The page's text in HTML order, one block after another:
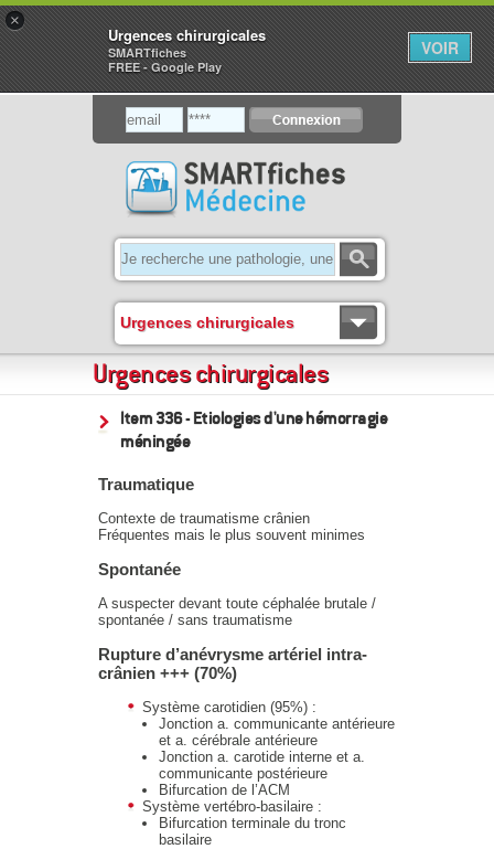
Urgences chirurgicales
Urgences chirurgicales
Item 336 - Etiologies d'une hémorragie
méningée
Traumatique
Contexte de traumatisme crânien
Fréquentes mais le plus souvent minimes
Spontanée
A suspecter devant toute céphalée brutale /
spontanée / sans traumatisme
Rupture d’anévrysme artériel intra-
crânien +++ (70%)
Système carotidien (95%) :
Jonction a. communicante antérieure
et a. cérébrale antérieure
Jonction a. carotide interne et a.
communicante postérieure
Bifurcation de l’ACM
Système vertébro-basilaire :
Bifurcation terminale du tronc
basilaire
×
Urgences chirurgicales
SMARTfiches
FREE - Google Play
VOIR